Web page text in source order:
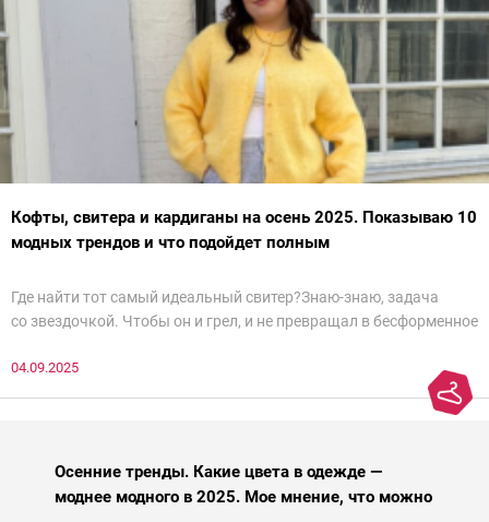
Кофты, свитера и кардиганы на осень 2025. Показываю 10
модных трендов и что подойдет полным
Где найти тот самый идеальный свитер?Знаю-знаю, задача
со звездочкой. Чтобы он и грел, и не превращал в бесформенное
паники.
04.09.2025
Осенние тренды. Какие цвета в одежде —
моднее модного в 2025. Мое мнение, что можно